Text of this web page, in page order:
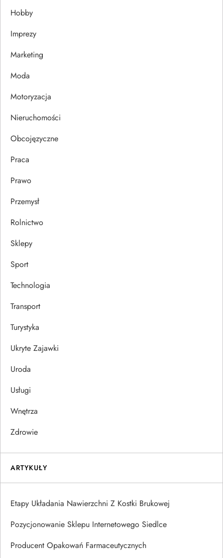
a
w
p
u
Hobby
Imprezy
Marketing
Moda
Motoryzacja
Nieruchomości
Obcojęzyczne
Praca
Prawo
Przemysł
Rolnictwo
Sklepy
Sport
Technologia
Transport
Turystyka
Ukryte Zajawki
Uroda
Usługi
Wnętrza
Zdrowie
ARTYKUŁY
Etapy Układania Nawierzchni Z Kostki Brukowej
Pozycjonowanie Sklepu Internetowego Siedlce
Producent Opakowań Farmaceutycznych